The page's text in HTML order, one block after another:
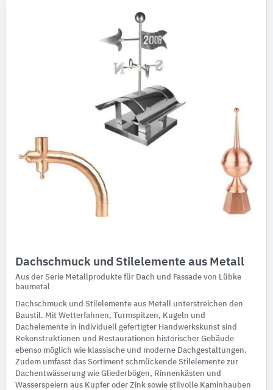
Dachschmuck und Stilelemente aus Metall
Aus der Serie Metallprodukte für Dach und Fassade von Lübke
baumetal
Dachschmuck und Stilelemente aus Metall unterstreichen den
Baustil. Mit Wetterfahnen, Turmspitzen, Kugeln und
Dachelemente in individuell gefertigter Handwerkskunst sind
Rekonstruktionen und Restaurationen historischer Gebäude
ebenso möglich wie klassische und moderne Dachgestaltungen.
Zudem umfasst das Sortiment schmückende Stilelemente zur
Dachentwässerung wie Gliederbögen, Rinnenkästen und
Wasserspeiern aus Kupfer oder Zink sowie stilvolle Kaminhauben